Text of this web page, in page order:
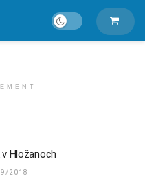
Hložanoch
2018